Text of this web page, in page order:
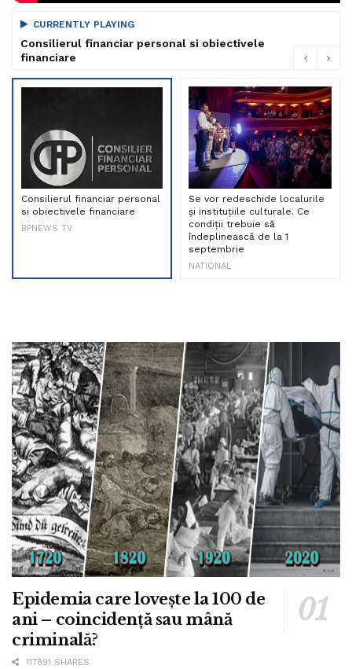
CURRENTLY PLAYING
Consilierul financiar personal si obiectivele
financiare
Consilierul financiar personal
si obiectivele financiare
BPNEWS TV
Se vor redeschide localurile
și instituțiile culturale. Ce
condiții trebuie să
îndeplinească de la 1
septembrie
NATIONAL
Epidemia care lovește la 100 de
ani – coincidență sau mână
criminală?
117891 SHARES